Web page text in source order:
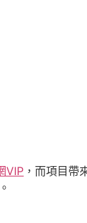
VIP ，而項目帶